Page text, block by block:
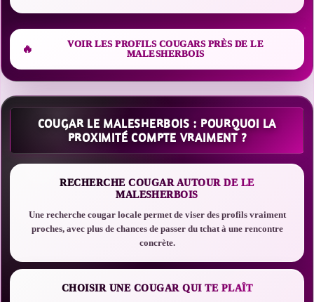
VOIR LES PROFILS COUGARS PRÈS DE LE
MALESHERBOIS
COUGAR LE MALESHERBOIS : POURQUOI LA
PROXIMITÉ COMPTE VRAIMENT ?
RECHERCHE COUGAR AUTOUR DE LE
MALESHERBOIS
Une recherche cougar locale permet de viser des profils vraiment
proches, avec plus de chances de passer du tchat à une rencontre
concrète.
CHOISIR UNE COUGAR QUI TE PLAÎT